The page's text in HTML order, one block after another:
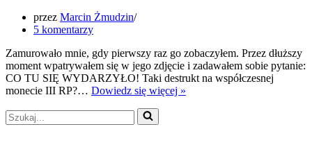
przez Marcin Żmudzin
5 komentarzy
Zamurowało mnie, gdy pierwszy raz go zobaczyłem. Przez dłuższy
moment wpatrywałem się w jego zdjęcie i zadawałem sobie pytanie:
CO TU SIĘ WYDARZYŁO! Taki destrukt na współczesnej
monecie III RP?… Dowiedz się więcej »
Szukaj...